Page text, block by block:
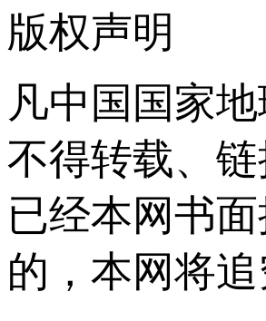
版权声明
凡中国国家
不得转载、
已经本网书
的，本网将